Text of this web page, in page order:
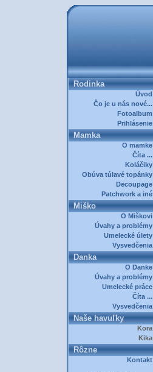
Rodinka
Úvod
Čo je u nás nové...
Fotoalbum
Prihlásenie
Mamka
O mamke
Číta ...
Koláčiky
Obúva túlavé topánky
Decoupage
Patchwork a iné
Miško
O Miškovi
Úvahy a problémy
Umelecké úlety
Vysvedčenia
Danka
O Danke
Úvahy a problémy
Umelecké práce
Číta ...
Vysvedčenia
Naše havuľky
Kora
Kika
Rôzne
Kontakt